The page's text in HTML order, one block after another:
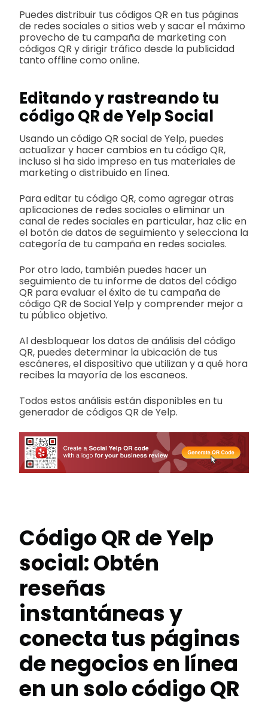
Puedes distribuir tus códigos QR en tus páginas
de redes sociales o sitios web y sacar el máximo
provecho de tu campaña de marketing con
códigos QR y dirigir tráfico desde la publicidad
tanto offline como online.
Editando y rastreando tu
código QR de Yelp Social
Usando un código QR social de Yelp, puedes
actualizar y hacer cambios en tu código QR,
incluso si ha sido impreso en tus materiales de
marketing o distribuido en línea.
Para editar tu código QR, como agregar otras
aplicaciones de redes sociales o eliminar un
canal de redes sociales en particular, haz clic en
el botón de datos de seguimiento y selecciona la
categoría de tu campaña en redes sociales.
Por otro lado, también puedes hacer un
seguimiento de tu informe de datos del código
QR para evaluar el éxito de tu campaña de
código QR de Social Yelp y comprender mejor a
tu público objetivo.
Al desbloquear los datos de análisis del código
QR, puedes determinar la ubicación de tus
escáneres, el dispositivo que utilizan y a qué hora
recibes la mayoría de los escaneos.
Todos estos análisis están disponibles en tu
generador de códigos QR de Yelp.
Código QR de Yelp
social: Obtén
reseñas
instantáneas y
conecta tus páginas
de negocios en línea
en un solo código QR